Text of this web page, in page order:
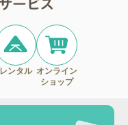
レンタル オンライン
ショップ